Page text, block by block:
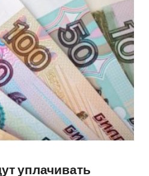
уплачивать